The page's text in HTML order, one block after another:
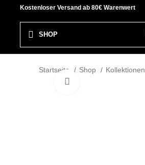
Kostenloser Versand ab 80€ Warenwert
SHOP
Startseite Shop Kollektionen